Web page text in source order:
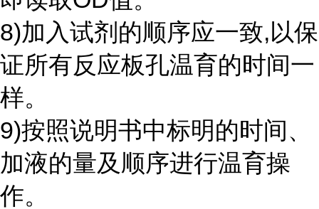
8)加入试剂的顺序应一致,以保
证所有反应板孔温育的时间一
样。
9)按照说明书中标明的时间、
加液的量及顺序进行温育操
作。